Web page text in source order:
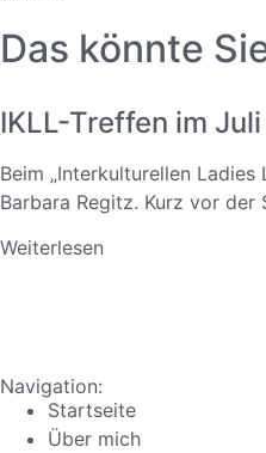
Das könnte
IKLL-Treffen im
Beim „Interkulturellen
Barbara Regitz. Kurz vor der
Weiterlesen
Navigation:
Startseite
Über mich